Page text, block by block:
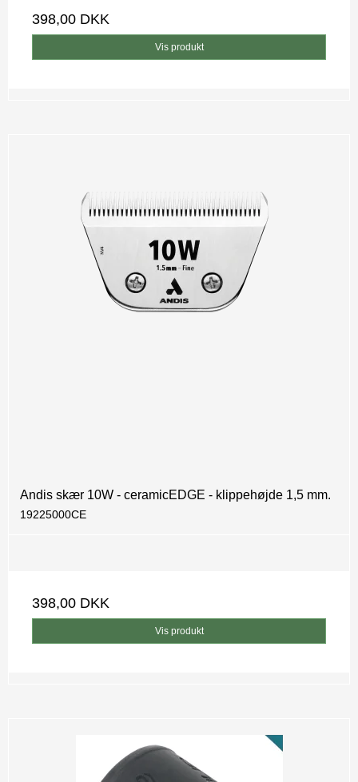
398,00 DKK
Vis produkt
Andis skær 10W - ceramicEDGE - klippehøjde 1,5 mm.
19225000CE
398,00 DKK
Vis produkt